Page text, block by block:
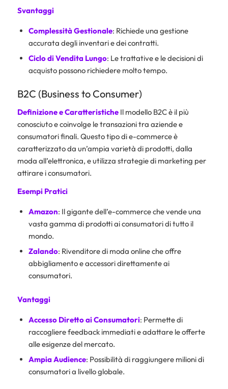
Svantaggi
Complessità Gestionale: Richiede una gestione
accurata degli inventari e dei contratti.
Ciclo di Vendita Lungo: Le trattative e le decisioni di
acquisto possono richiedere molto tempo.
B2C (Business to Consumer)
Definizione e CaratteristicheIl modello B2C è il più
conosciuto e coinvolge le transazioni tra aziende e
consumatori finali. Questo tipo di e-commerce è
caratterizzato da un’ampia varietà di prodotti, dalla
moda all’elettronica, e utilizza strategie di marketing per
attirare i consumatori.
Esempi Pratici
Amazon: Il gigante dell’e-commerce che vende una
vasta gamma di prodotti ai consumatori di tutto il
mondo.
Zalando: Rivenditore di moda online che offre
abbigliamento e accessori direttamente ai
consumatori.
Vantaggi
Accesso Diretto ai Consumatori: Permette di
raccogliere feedback immediati e adattare le offerte
alle esigenze del mercato.
Ampia Audience: Possibilità di raggiungere milioni di
consumatori a livello globale.